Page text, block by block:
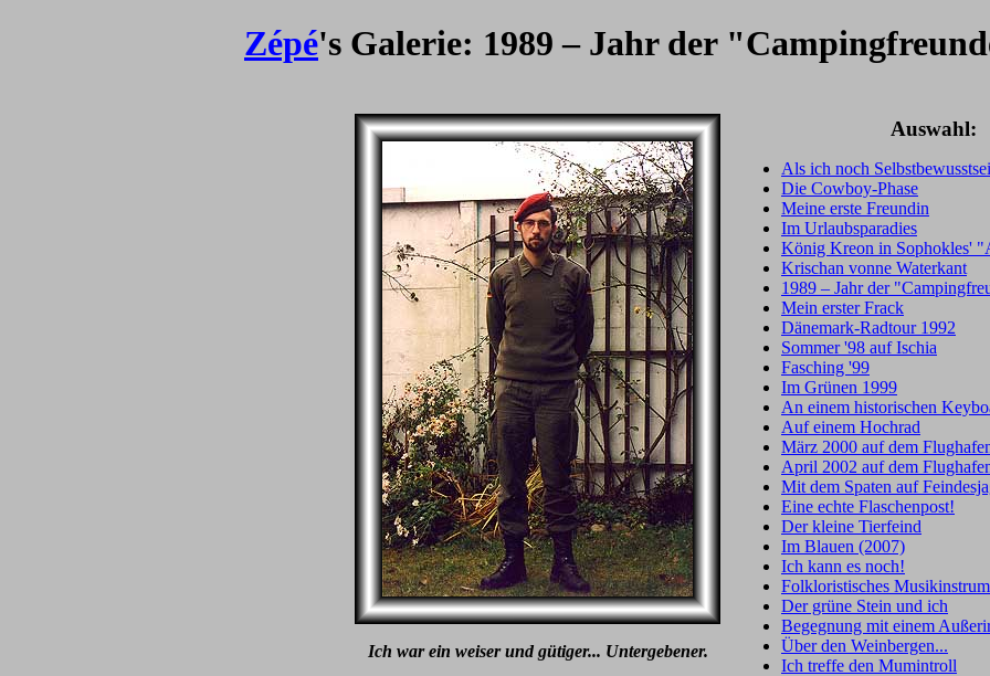
Zépé's Galerie: 1989 – Jahr der
Ich war ein weiser und gütiger... Untergebener.
Auswahl:
Als ich noch
Die Cowboy-Phase
Meine erste Freundin
Im Urlaubsparadies
König Kreon in Sophokles'
Krischan vonne Waterkant
1989 – Jahr der
Mein erster Frack
Dänemark-Radtour 1992
Sommer '98 auf Ischia
Fasching '99
Im Grünen 1999
An einem historischen
Auf einem Hochrad
März 2000 auf dem
April 2002 auf dem
Mit dem Spaten auf
Eine echte Flaschenpost!
Der kleine Tierfeind
Im Blauen (2007)
Ich kann es noch!
Folkloristisches
Der grüne Stein und ich
Begegnung mit einem
Über den Weinbergen...
Ich treffe den Mumintroll